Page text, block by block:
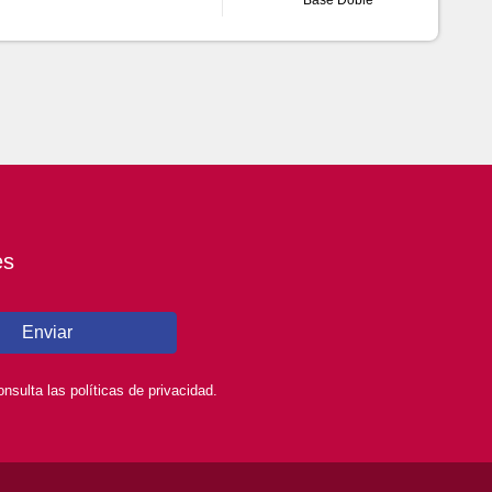
Enviar
las políticas de privacidad.